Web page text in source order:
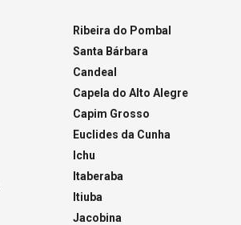
Ribeira do Pombal
Santa Bárbara
Candeal
Capela do Alto Alegre
Capim Grosso
Euclides da Cunha
Ichu
Itaberaba
Itiuba
Jacobina